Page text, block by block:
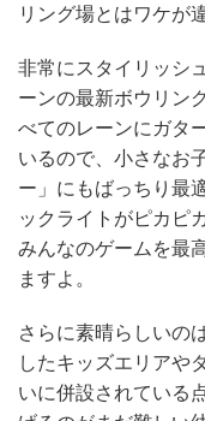
リング場とはワケが
非常にスタイリッシ
ーンの最新ボウリン
べてのレーンにガタ
いるので、小さなお
ー」にもばっちり最
ックライトがピカピ
みんなのゲームを最
ますよ。
さらに素晴らしいの
したキッズエリアや
いに併設されている